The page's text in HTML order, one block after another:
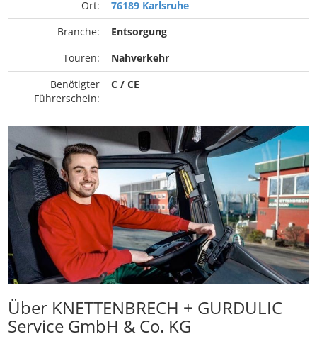
Ort:
76189 Karlsruhe
Branche:
Entsorgung
Touren:
Nahverkehr
Benötigter
Führerschein:
C / CE
Über KNETTENBRECH + GURDULIC
Service GmbH & Co. KG